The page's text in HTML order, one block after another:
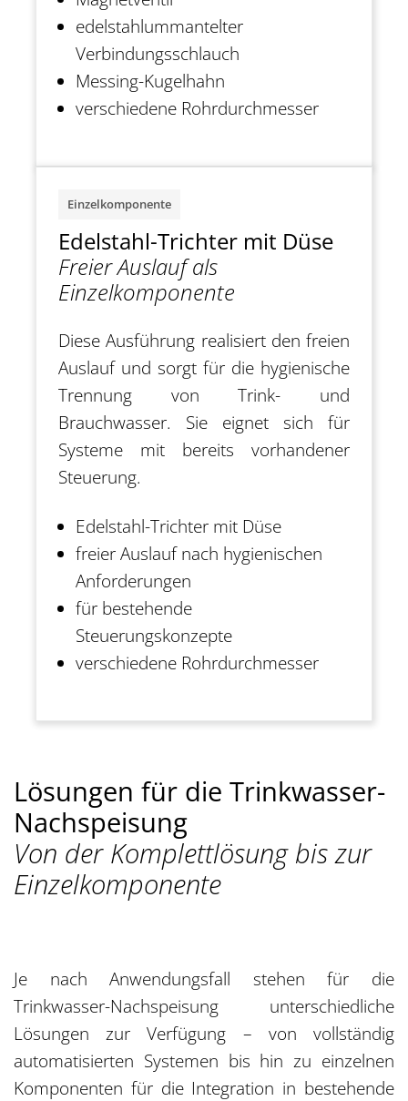
edelstahlummantelter
Verbindungsschlauch
Messing-Kugelhahn
verschiedene Rohrdurchmesser
Einzelkomponente
Edelstahl-Trichter mit Düse
Freier Auslauf als
Einzelkomponente
Diese Ausführung realisiert den freien
Auslauf und sorgt für die hygienische
Trennung von Trink- und
Brauchwasser. Sie eignet sich für
Systeme mit bereits vorhandener
Steuerung.
Edelstahl-Trichter mit Düse
freier Auslauf nach hygienischen
Anforderungen
für bestehende
Steuerungskonzepte
verschiedene Rohrdurchmesser
Lösungen für die Trinkwasser-
Nachspeisung
Von der Komplettlösung bis zur
Einzelkomponente
Je nach Anwendungsfall stehen für die
Trinkwasser-Nachspeisung unterschiedliche
Lösungen zur Verfügung – von vollständig
automatisierten Systemen bis hin zu einzelnen
Komponenten für die Integration in bestehende